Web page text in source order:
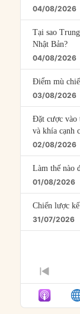
04/08/2026
Tại sao
Nhật Bản?
04/08/2026
Điểm mù
03/08/2026
Đặt cược vào
và khía cạnh
02/08/2026
Làm thế nào
01/08/2026
Chiến lược
31/07/2026